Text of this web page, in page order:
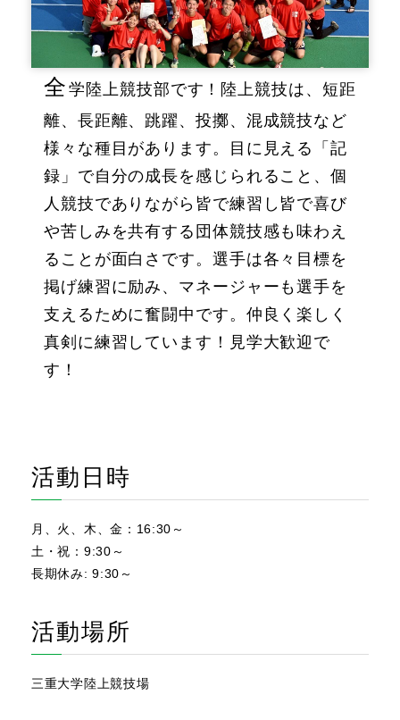
全 学陸上競技部です！陸上競技は、短距
離、長距離、跳躍、投擲、混成競技など
様々な種目があります。目に見える「記
録」で自分の成長を感じられること、個
人競技でありながら皆で練習し皆で喜び
や苦しみを共有する団体競技感も味わえ
ることが面白さです。選手は各々目標を
掲げ練習に励み、マネージャーも選手を
支えるために奮闘中です。仲良く楽しく
真剣に練習しています！見学大歓迎で
す！
活動日時
月、火、木、金：16:30～
土・祝：9:30～
長期休み: 9:30～
活動場所
三重大学陸上競技場